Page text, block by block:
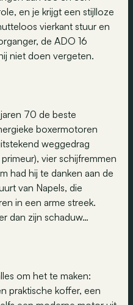
en je krijgt een stijlloze
vierkant stuur en
de ADO 16
niet doen vergeten.
70 de beste
boxermotoren
weggedrag
vier schijfremmen
had hij te danken aan de
van Napels, die
in een arme streek.
dan zijn schaduw…
om het te maken:
praktische koffer, een